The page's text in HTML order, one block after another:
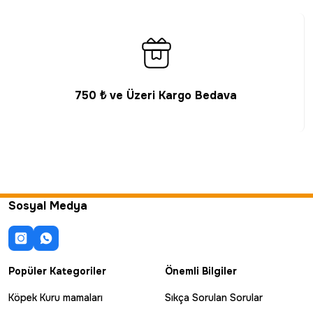
750 ₺ ve Üzeri Kargo Bedava
Sosyal Medya
Popüler Kategoriler
Köpek Kuru mamaları
Önemli Bilgiler
Sıkça Sorulan Sorular